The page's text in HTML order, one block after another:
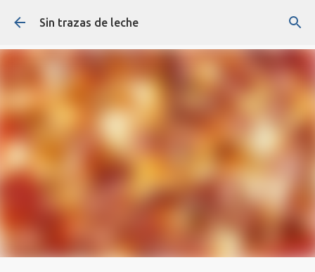
Ir al contenido principal
Sin trazas de leche